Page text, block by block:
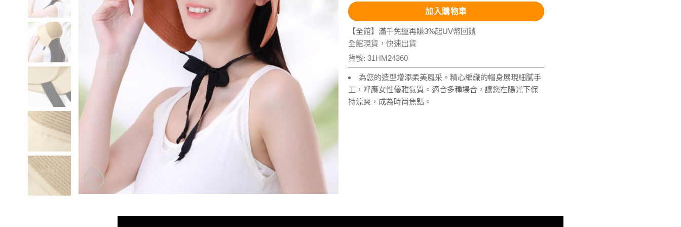
加入購物車
【全館】滿千免運再賺3%起UV幣回饋
全館現貨，快速出貨
貨號: 31HM24360
為您的造型增添柔美風采。精心編織的帽身展現細膩手
工，呼應女性優雅氣質。適合多種場合，讓您在陽光下保
持涼爽，成為時尚焦點。